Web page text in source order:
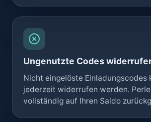
Ungenutzte Codes
Nicht eingelöste Einladungscodes
jederzeit widerrufen werden.
vollständig auf Ihren Saldo